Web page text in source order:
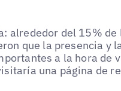
alrededor del 15% de
que la presencia y
a la hora de
una página de